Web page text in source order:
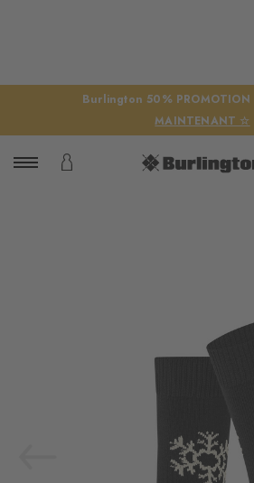
Burlington 50% PROMOTION
MAINTENANT ☆